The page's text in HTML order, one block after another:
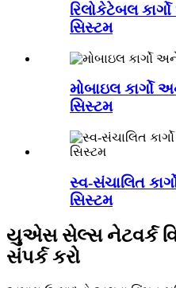
રિલોકેટેબલ
સિસ્ટમ
મોબાઇલ કાર્ગો
સિસ્ટમ
સ્વ-સંચાલિત
સિસ્ટમ
યુએસ સેલ્સ નેટવર્ક
સંપર્ક કરો